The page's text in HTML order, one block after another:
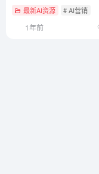
最新AI资源 # AI营销
1年前